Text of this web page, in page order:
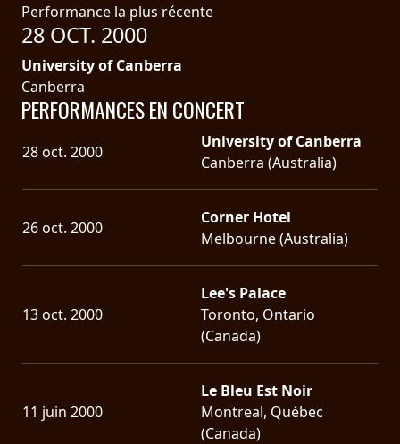
•
FRANÇAIS
Performance la plus récente
28 OCT. 2000
University of Canberra
Canberra
PERFORMANCES EN CONCERT
28 oct. 2000
University of Canberra
Canberra (Australia)
26 oct. 2000
Corner Hotel
Melbourne (Australia)
13 oct. 2000
Lee's Palace
Toronto, Ontario
(Canada)
11 juin 2000
Le Bleu Est Noir
Montreal, Québec
(Canada)